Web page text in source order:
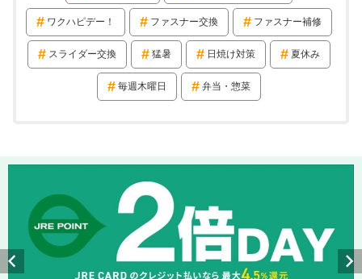
ワクハピデー！ ファスナー交換 ファスナー補修
スライダー交換 猛暑 日焼け対策 夏休み
毎週木曜日 弁当・惣菜